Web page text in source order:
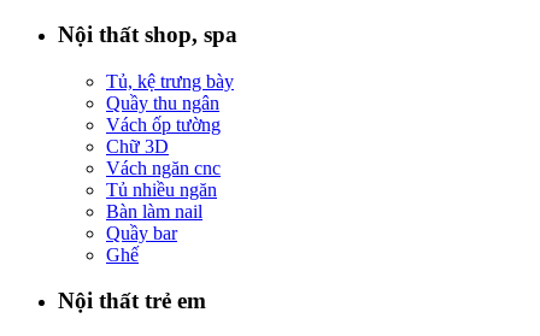
Nội thất shop, spa
Tủ, kệ trưng bày
Quầy thu ngân
Vách ốp tường
Chữ 3D
Vách ngăn cnc
Tủ nhiều ngăn
Bàn làm nail
Quầy bar
Ghế
Nội thất trẻ em